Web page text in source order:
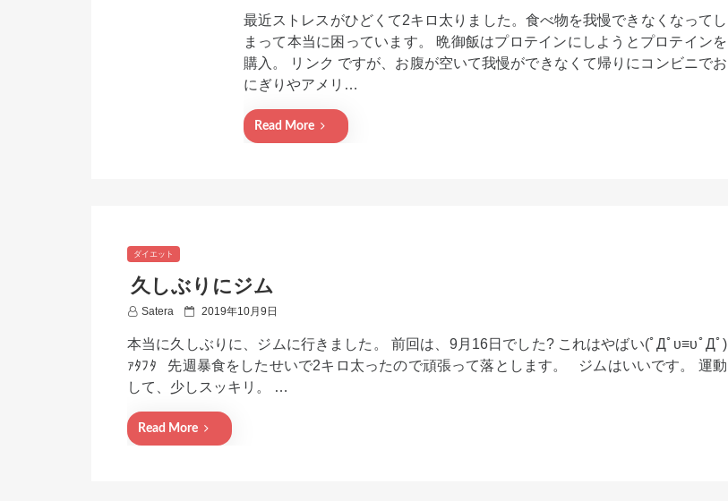
s
t
e
d
o
最近ストレスがひどくて2キロ太りました。食べ物を我慢できなくなってし
まって本当に困っています。 晩御飯はプロテインにしようとプロテインを
購入。 リンク ですが、お腹が空いて我慢ができなくて帰りにコンビニでお
にぎりやアメリ…
Read More
ダイエット
久しぶりにジム
Satera
P
t
e
d
n
2019年10月9日
本当に久しぶりに、ジムに行きました。 前回は、9月16日でした? これはやばい(ﾟДﾟυ≡υﾟДﾟ)
ｧﾀﾌﾀ 先週暴食をしたせいで2キロ太ったので頑張って落とします。 ジムはいいです。 運動
して、少しスッキリ。 …
Read More